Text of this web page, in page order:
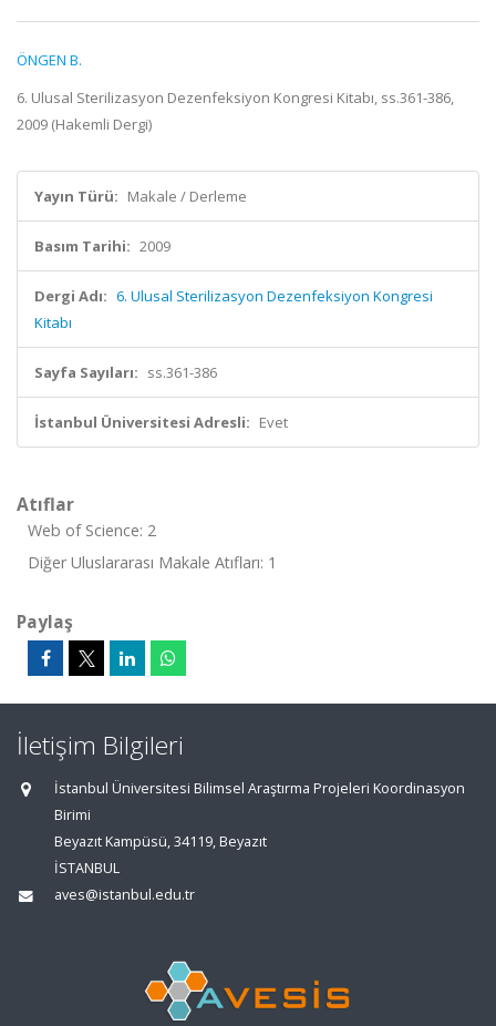
ÖNGEN B.
6. Ulusal Sterilizasyon Dezenfeksiyon Kongresi Kitabı, ss.361-386,
2009 (Hakemli Dergi)
Yayın Türü: Makale / Derleme
Basım Tarihi: 2009
Dergi Adı: 6. Ulusal Sterilizasyon Dezenfeksiyon Kongresi
Kitabı
Sayfa Sayıları: ss.361-386
İstanbul Üniversitesi Adresli: Evet
Atıflar
Web of Science: 2
Diğer Uluslararası Makale Atıfları: 1
Paylaş
İletişim Bilgileri
İstanbul Üniversitesi Bilimsel Araştırma Projeleri Koordinasyon
Birimi
Beyazıt Kampüsü, 34119, Beyazıt
İSTANBUL
aves@istanbul.edu.tr